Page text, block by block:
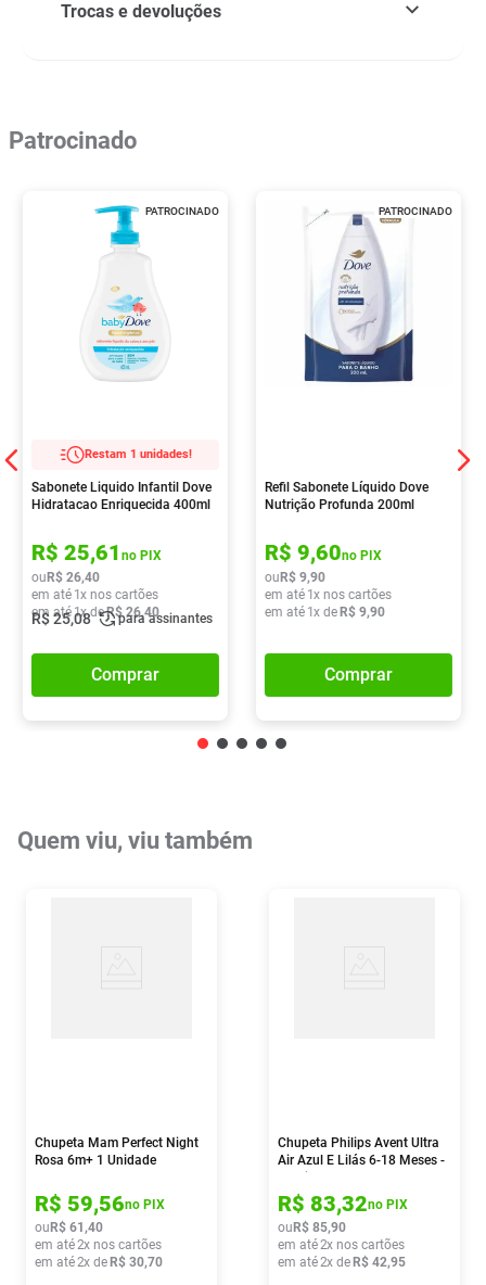
Trocas e devoluções
Patrocinado
PATROCINADO
Restam 1 unidades!
Sabonete Liquido Infantil Dove
Hidratacao Enriquecida 400ml
R$ 25,61 no PIX
ou R$ 26,40
em até 1x nos cartões
em até1x deR$ 26,40
R$25,08 para assinantes
Comprar
PATROCINADO
Refil Sabonete Líquido Dove
Nutrição Profunda 200ml
R$ 9,60no PIX
ou R$ 9,90
em até 1x nos cartões
em até 1x de R$ 9,90
Comprar
Quem viu, viu também
Chupeta Mam Perfect Night
Rosa 6m+ 1 Unidade
R$ 59,56no PIX
ou R$ 61 ,40
em até2x nos cartões
em até2x de R$ 30,70
Chupeta Philips Avent Ultra
Air Azul E Lilás 6-18 Meses -
R$ 83,32no PIX
ou R$ 85,90
em até2x nos cartões
em até2x de R$ 42,95